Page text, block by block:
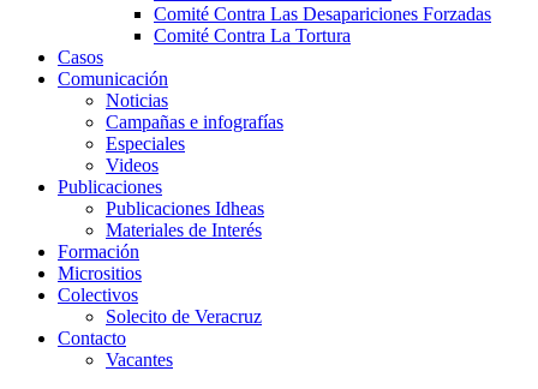
Comité Contra Las Desapariciones Forzadas
Comité Contra La Tortura​
Casos
Comunicación
Noticias
Campañas e infografías
Especiales
Videos
Publicaciones
Publicaciones Idheas
Materiales de Interés
Formación
Micrositios
Colectivos
Solecito de Veracruz
Contacto
Vacantes